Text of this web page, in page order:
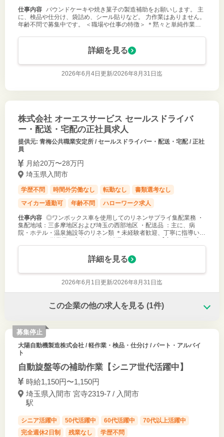
仕事内容
パウンドケーキや焼き菓子の製造補助をお願いします。 主
に、検品や仕分け、袋詰め、シール貼りなど。 力作業はありません。
年齢不問で募集中です。 ＜職場や仕事の特徴＞ ＊黙々と単純作業・
す。 ＊２０歳
詳細を見る
2026年6月4日更新/2026年8月31日迄
株式会社 オーエスサービス セールスドライバ
ー・配送・宅配の正社員求人
提供元: 青梅公共職業安定所 / セールスドライバー・配送・宅配 / 正社
員
月給20万〜28万円
埼玉県入間市
学歴不問 時間外労働なし 転勤なし
書類選考なし
マイカー通勤可
年齢不問 ハローワーク求人
仕事内容 ◎ワンボックス車を使用してのリネンサプライ集配業務 ・
集配地域：三多摩地区および埼玉の西部地区 ・配送品 ：主に、病
院・ホテル・温泉施設等のリネン類 ＊未経験者歓迎、丁寧に指導いた
更なし】
詳細を見る
2026年6月1日更新/2026年8月31日迄
この企業の他の求人を見る (1件)
募集停止
大陽自動機製造株式会社/ 軽作業・検品・仕分け / パート・アルバイ
ト
自動旋盤等の補助作業【シニア世代活躍中】
時給1,150円〜1,150円
埼玉県入間市 宮寺2319-7 / 入間市
駅
シニア活躍中 50代活躍中 60代活躍中
70代以上活躍中
完全週休2日制
残業なし 学歴不問